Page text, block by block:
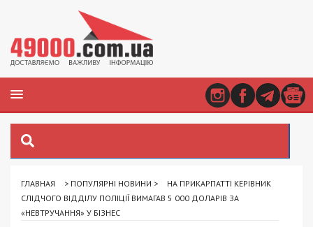
ГЛАВНАЯ > ПОПУЛЯРНІ НОВИНИ >
НА ПРИКАРПАТТІ КЕРІВНИК
СЛІДЧОГО ВІДДІЛУ ПОЛІЦІЇ ВИМАГАВ 5 000 ДОЛАРІВ ЗА
«НЕВТРУЧАННЯ» У БІЗНЕС